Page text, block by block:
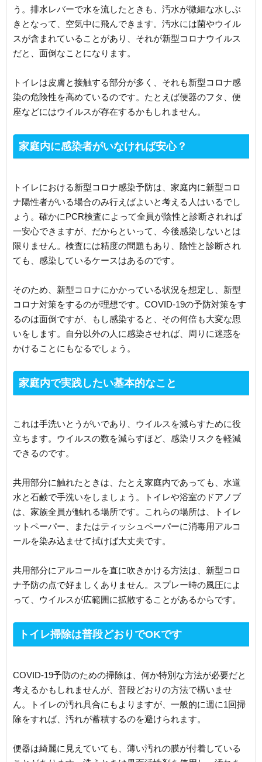
う。排水レバーで水を流したときも、汚水が微細な水しぶ
きとなって、空気中に飛んできます。汚水には菌やウイル
スが含まれていることがあり、それが新型コロナウイルス
だと、面倒なことになります。
トイレは皮膚と接触する部分が多く、それも新型コロナ感
染の危険性を高めているのです。たとえば便器のフタ、便
座などにはウイルスが存在するかもしれません。
家庭内に感染者がいなければ安心？
トイレにおける新型コロナ感染予防は、家庭内に新型コロ
ナ陽性者がいる場合のみ行えばよいと考える人はいるでし
ょう。確かにPCR検査によって全員が陰性と診断されれば
一安心できますが、だからといって、今後感染しないとは
限りません。検査には精度の問題もあり、陰性と診断され
ても、感染しているケースはあるのです。
そのため、新型コロナにかかっている状況を想定し、新型
コロナ対策をするのが理想です。COVID-19の予防対策をす
るのは面倒ですが、もし感染すると、その何倍も大変な思
いをします。自分以外の人に感染させれば、周りに迷惑を
かけることにもなるでしょう。
家庭内で実践したい基本的なこと
これは手洗いとうがいであり、ウイルスを減らすために役
立ちます。ウイルスの数を減らすほど、感染リスクを軽減
できるのです。
共用部分に触れたときは、たとえ家庭内であっても、水道
水と石鹸で手洗いをしましょう。トイレや浴室のドアノブ
は、家族全員が触れる場所です。これらの場所は、トイレ
ットペーパー、またはティッシュペーパーに消毒用アルコ
ールを染み込ませて拭けば大丈夫です。
共用部分にアルコールを直に吹きかける方法は、新型コロ
ナ予防の点で好ましくありません。スプレー時の風圧によ
って、ウイルスが広範囲に拡散することがあるからです。
トイレ掃除は普段どおりでOKです
COVID-19予防のための掃除は、何か特別な方法が必要だと
考えるかもしれませんが、普段どおりの方法で構いませ
ん。トイレの汚れ具合にもよりますが、一般的に週に1回掃
除をすれば、汚れが蓄積するのを避けられます。
便器は綺麗に見えていても、薄い汚れの膜が付着している